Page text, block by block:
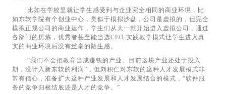
比如在学校里就让学生感受到与企业完全相同的商业环境，比
如东软学院有个创业中心，类似于模拟沙盘，公司是虚拟的，但完全
模拟正规公司的商业运作，学生们从大一就开始进入虚拟公司，通过
各部门的厉炼，优秀者甚至能当选CEO.实践教学模式让学生进入真
实的商业环境后没有丝毫的陌生感。
“我们不会把教育当成赚钱的产业。目前这块产业还处于投入
期，没计入新东软的利润”，但刘积仁对东软的这种人才发展模式非
常有信心，准备扩大这种产业发展和人才发展结合的模式，“软件服
务的竞争归根结底还是人才的竞争。”